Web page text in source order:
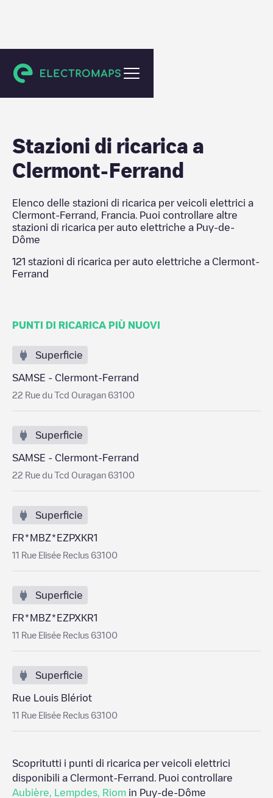
Puy-de-Dôme
Stazioni di ricarica a
Clermont-Ferrand
Elenco delle stazioni di ricarica per veicoli elettrici a
Clermont-Ferrand
Francia . Puoi controllare altre
stazioni di ricarica per auto elettriche a Puy-de-
Dôme
121 stazioni di ricarica per auto elettriche a Clermont-
Ferrand
PUNTI DI RICARICA PIÙ NUOVI
Superficie
SAMSE - Clermont-Ferrand
22 Rue du Tcd Ouragan 63100
Superficie
SAMSE - Clermont-Ferrand
22 Rue du Tcd Ouragan 63100
Superficie
FR*MBZ*EZPXKR1
11 Rue Elisée Reclus 63100
Superficie
FR*MBZ*EZPXKR1
11 Rue Elisée Reclus 63100
Superficie
Rue Louis Blériot
11 Rue Elisée Reclus 63100
Scopritutti i punti di ricarica per veicoli elettrici
disponibili a Clermont-Ferrand
. Puoi controllare
Aubière
Lempdes Riom in Puy-de-Dôme